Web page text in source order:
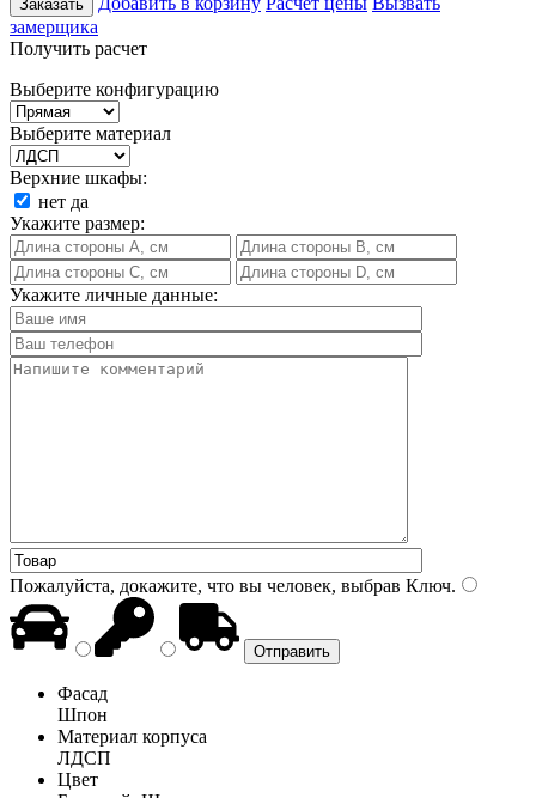
Заказать
замерщика
Получить расчет
Выберите конфигурацию
Выберите материал
Верхние шкафы:
нет да
Укажите размер:
Укажите личные данные:
Пожалуйста, докажите, что вы человек, выбрав Ключ.
Фасад
Шпон
Материал корпуса
ЛДСП
Цвет